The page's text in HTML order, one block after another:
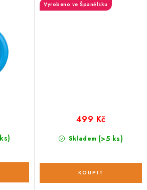
Vyrobeno ve Španělsku
Skladem (>5 ks)
499 Kč